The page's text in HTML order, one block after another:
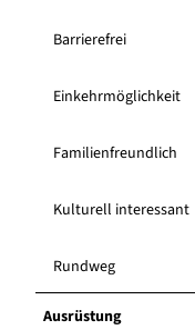
Barrierefrei
Einkehrmöglichkeit
Familienfreundlich
Kulturell interessant
Rundweg
Ausrüstung